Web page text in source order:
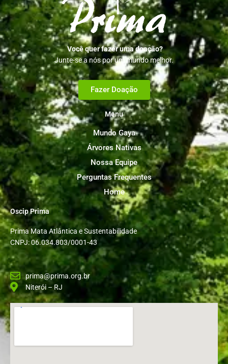
Você quer fazer uma doação?
Junte-se a nós por um mundo melhor.
Fazer Doação
Menu
Mundo Gaya
Árvores Nativas
Nossa Equipe
Perguntas Frequentes
Home
Oscip Prima
Prima Mata Atlântica e Sustentabilidade
CNPJ: 06.034.803/0001-43
prima@prima.org.br
Niterói – RJ